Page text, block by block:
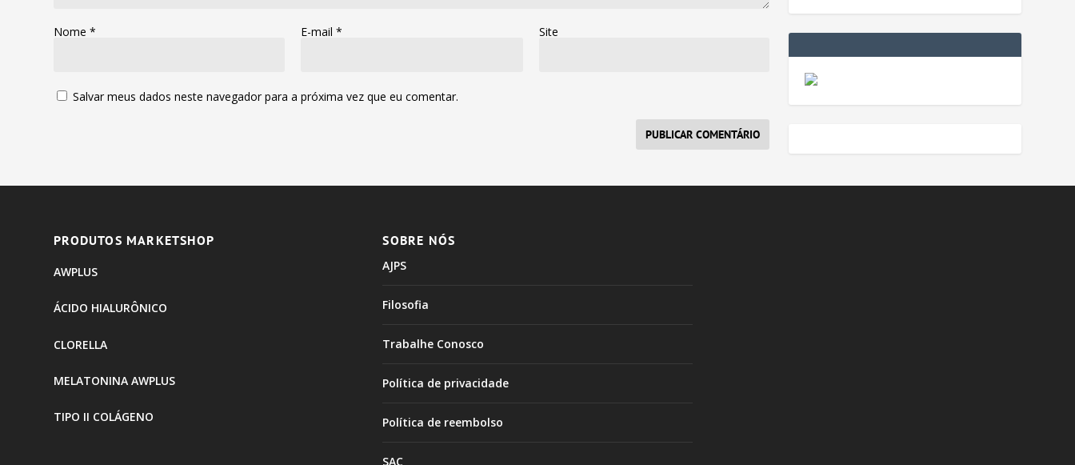
Nome* E-mail * Site
Salvar meus dados neste navegador para a próxima vez que eu comentar.
PRODUTOS MARKETSHOP
AWPLUS
ÁCIDO HIALURÔNICO
CLORELLA
MELATONINA AWPLUS
TIPO II COLÁGENO
SOBRE NÓS
AJPS
Filosofia
Trabalhe Conosco
Política de privacidade
Política de reembolso
SAC